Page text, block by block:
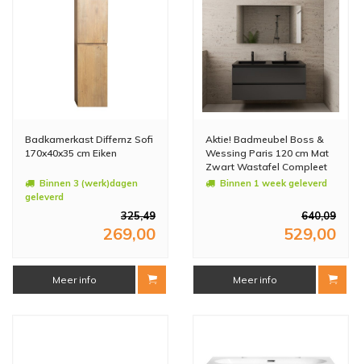
Badkamerkast Differnz Sofi
170x40x35 cm Eiken
Binnen 3 (werk)dagen
geleverd
325,49
269,00
Meer info
Aktie! Badmeubel Boss &
Wessing Paris 120 cm Mat
Zwart Wastafel Compleet
Frey Oak (2 Kraangaten)
Binnen 1 week geleverd
640,09
529,00
Meer info